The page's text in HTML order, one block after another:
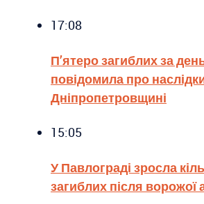
17:08
П’ятеро загиблих за
повідомила про
Дніпропетровщині
15:05
У Павлограді зросла
загиблих після ворожої